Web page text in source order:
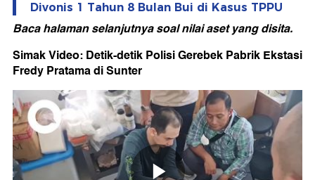
Divonis 1 Tahun 8 Bulan Bui di Kasus TPPU
Baca halaman selanjutnya soal nilai aset yang disita.
Simak Video: Detik-detik Polisi Gerebek Pabrik Ekstasi
Fredy Pratama di Sunter